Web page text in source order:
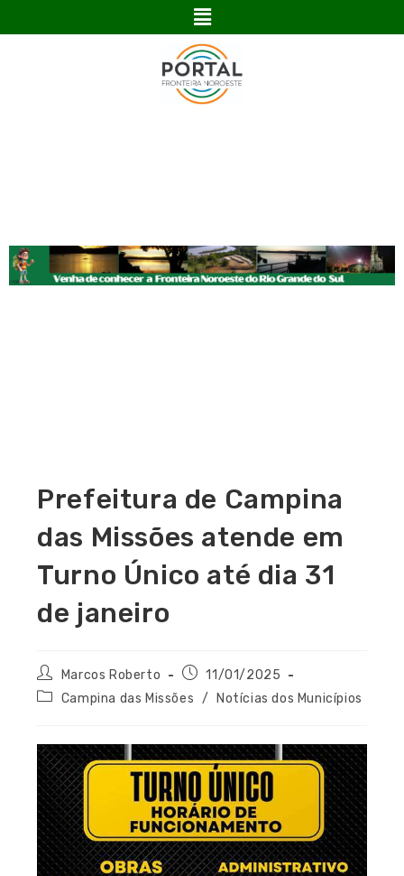
Prefeitura de Campina
das Missões atende em
Turno Único até dia 31
de janeiro
Marcos Roberto
11/01/2025
Campina das Missões / Notícias dos Municípios